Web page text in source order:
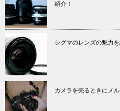
紹介！
シグマのレンズの魅力
カメラを売るときにメ